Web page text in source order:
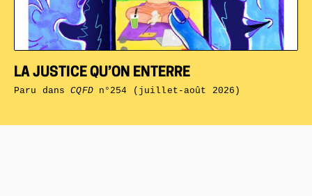
LA JUSTICE QU’ON ENTERRE
Paru dansCQFDn°254 (juillet-août 2026)